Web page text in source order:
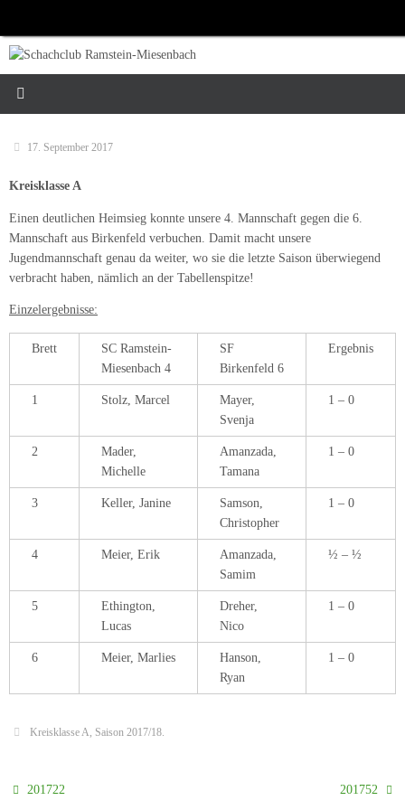
springen
17. September 2017
Kreisklasse A
Einen deutlichen Heimsieg konnte unsere 4. Mannschaft gegen die 6.
Mannschaft aus Birkenfeld verbuchen. Damit macht unsere
Jugendmannschaft genau da weiter, wo sie die letzte Saison überwiegend
verbracht haben, nämlich an der Tabellenspitze!
Einzelergebnisse:
Brett
SC Ramstein-
Miesenbach 4
SF
Birkenfeld 6
Ergebnis
1 Stolz, Marcel
Mayer,
Svenja
1 – 0
2
Mader,
Michelle
Amanzada,
Tamana
1 – 0
3 Keller, Janine
Samson,
Christopher
1 – 0
4 Meier, Erik
Amanzada,
Samim
½ – ½
5
Ethington,
Lucas
Dreher,
Nico
1 – 0
6 Meier, Marlies
Hanson,
Ryan
1 – 0
Kreisklasse A Saison 2017/18.
201722 201752